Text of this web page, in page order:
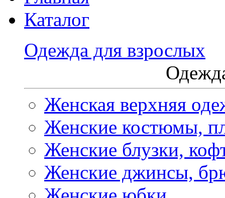
Каталог
Одежда для взрослых
Женская верхняя
Женские костюмы,
Женские блузки,
Женские джинсы,